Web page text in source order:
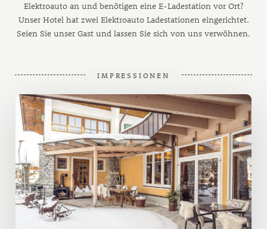
Elektroauto an und benötigen eine E-Ladestation vor Ort?
Unser Hotel hat zwei Elektroauto Ladestationen eingerichtet.
Seien Sie unser Gast und lassen Sie sich von uns verwöhnen.
IMPRESSIONEN